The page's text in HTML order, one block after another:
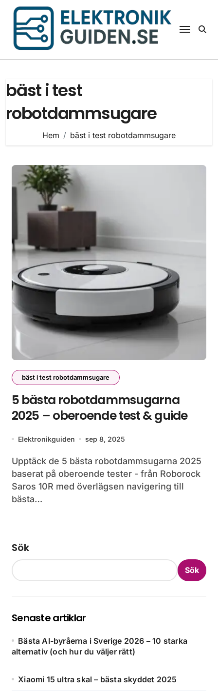
Hoppa
innehåll
bäst i test
robotdammsugare
Hem bäst i test robotdammsugare
bäst i test robotdammsugare
5 bästa robotdammsugarna
2025 – oberoende test & guide
Elektronikguiden sep 8, 2025
Upptäck de 5 bästa robotdammsugarna 2025
baserat på oberoende tester - från Roborock
Saros 10R med överlägsen navigering till
bästa…
Sök
Sök
Senaste artiklar
Bästa AI-byråerna i Sverige 2026 – 10 starka
alternativ (och hur du väljer rätt)
Xiaomi 15 ultra skal – bästa skyddet 2025